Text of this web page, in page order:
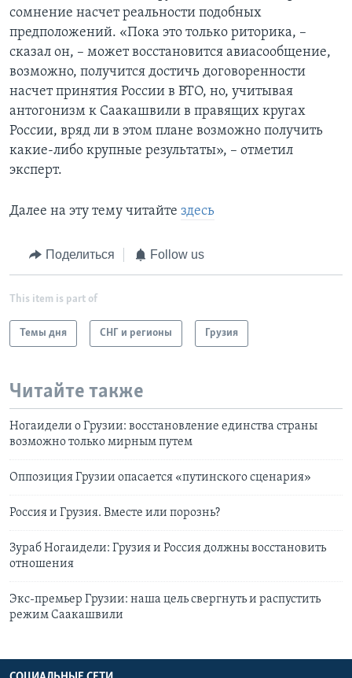
сомнение насчет реальности подобных
предположений. «Пока это только риторика, –
сказал он, – может восстановится авиасообщение,
возможно, получится достичь договоренности
насчет принятия России в ВТО, но, учитывая
антогонизм к Саакашвили в правящих кругах
России, вряд ли в этом плане возможно получить
какие-либо крупные результаты», – отметил
эксперт.
Далее на эту тему читайте здесь
Поделиться Follow us
This item is part of
Темы дня СНГ и регионы Грузия
Читайте также
Ногаидели о Грузии: восстановление единства страны
возможно только мирным путем
Оппозиция Грузии опасается «путинского сценария»
Россия и Грузия. Вместе или порознь?
Зураб Ногаидели: Грузия и Россия должны восстановить
отношения
Экс-премьер Грузии: наша цель свергнуть и распустить
режим Саакашвили